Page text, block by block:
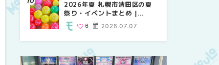
HOKKAIDO
2026年夏 札幌市清田区の夏
祭り・イベントまとめ |
MouLa HOKKAIDO
2026.07.07
6
2026年夏 恵庭市・千歳市の
夏祭り・イベントまとめ |
9
HOKKAIDO
2026年夏 札幌市豊平区の夏
祭り・イベントまとめ |
9